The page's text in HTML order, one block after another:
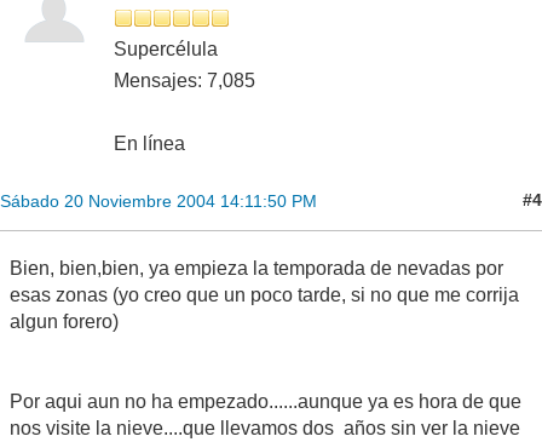
Supercélula
Mensajes: 7,085
En línea
Sábado 20 Noviembre 2004 14:11:50 PM #4
Bien, bien,bien, ya empieza la temporada de nevadas por
esas zonas (yo creo que un poco tarde, si no que me corrija
algun forero)
Por aqui aun no ha empezado......aunque ya es hora de que
nos visite la nieve....que llevamos dos años sin ver la nieve